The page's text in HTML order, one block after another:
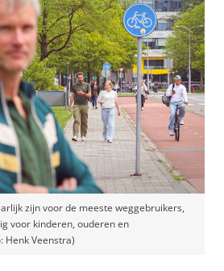
zijn voor de meeste weggebruikers,
voor kinderen, ouderen en
Henk Veenstra)